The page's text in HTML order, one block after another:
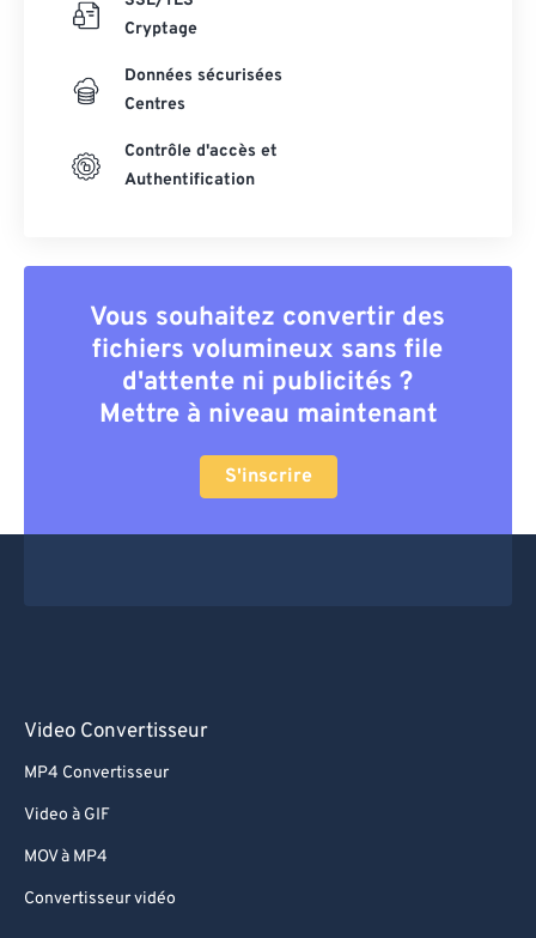
Cryptage
Données sécurisées
Centres
Contrôle d'accès et
Authentification
Vous souhaitez convertir des
fichiers volumineux sans file
d'attente ni publicités ?
Mettre à niveau maintenant
S'inscrire
Video Convertisseur
MP4 Convertisseur
Video à GIF
MOV à MP4
Convertisseur vidéo